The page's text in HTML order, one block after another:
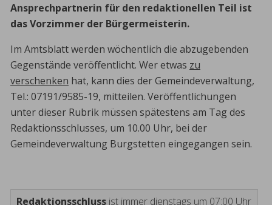
Ansprechpartnerin für den redaktionellen Teil ist
das Vorzimmer der Bürgermeisterin.
Im Amtsblatt werden wöchentlich die abzugebenden
Gegenstände veröffentlicht. Wer etwas zu
verschenken hat, kann dies der Gemeindeverwaltung,
Tel.: 07191/9585-19, mitteilen. Veröffentlichungen
unter dieser Rubrik müssen spätestens am Tag des
Redaktionsschlusses, um 10.00 Uhr, bei der
Gemeindeverwaltung Burgstetten eingegangen sein.
Redaktionsschluss ist immer dienstags um 07:00 Uhr